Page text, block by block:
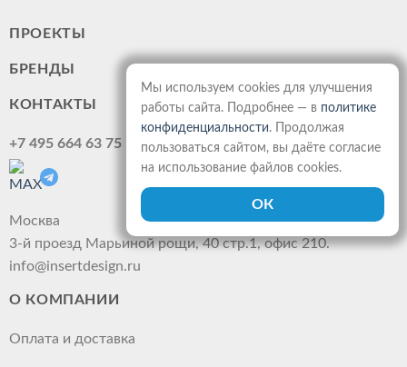
ПРОЕКТЫ
БРЕНДЫ
КОНТАКТЫ
+7 495 664 63 75
Москва
3-й проезд Марьиной рощи, 40 стр.1, офис 210.
info@insertdesign.ru
О КОМПАНИИ
Оплата и доставка
Мы используем cookies для улучшения
работы сайта. Подробнее — в политике
конфиденциальности. Продолжая
пользоваться сайтом, вы даёте согласие
на использование файлов cookies.